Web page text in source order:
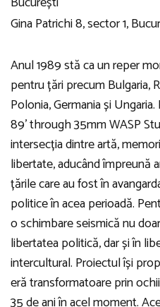
Gina Patrichi 8, sector 1,
Anul 1989 stă ca un reper
pentru țări precum Bulgaria,
Polonia, Germania și
89’ through 35mm WASP
intersecția dintre artă,
libertate, aducând împreună
țările care au fost în
politice în acea perioadă.
o schimbare seismică nu
libertatea politică, dar și în
intercultural. Proiectul își
eră transformatoare prin
35 de ani în acel moment.